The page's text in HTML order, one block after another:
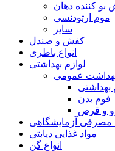
کننده دهان
موم ارتودنسی
سایر
کفش و صندل
انواع باطری
لوازم بهداشتی
عمومی
فوم بدن
و قرص
مصرفی آزمایشگاهی
مواد غذایی دیابتی
انواع گن